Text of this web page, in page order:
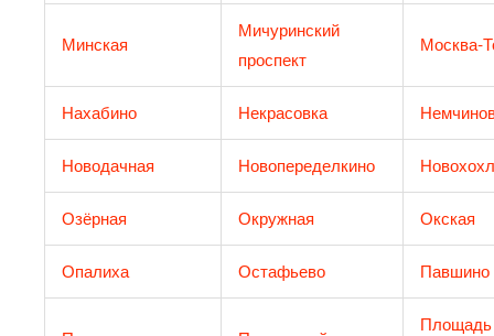
Минская
Мичуринский
проспект
Москва-
Нахабино Некрасовка
Новодачная Новопеределкино
Озёрная Окружная Окская
Опалиха Остафьево Павшино
Площадь